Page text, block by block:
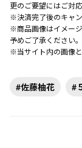
更のご要望にはご対
※決済完了後のキャン
※商品画像はイメー
予めご了承ください。
※当サイト内の画像
#佐藤柚花 #